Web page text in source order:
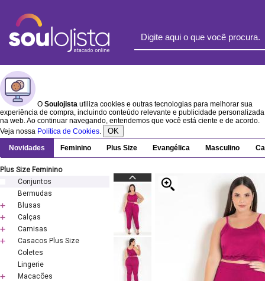
O Soulojista utiliza cookies e outras tecnologias para melhorar sua
experiência de compra, incluindo conteúdo relevante e publicidade personalizada
na web. Ao continuar navegando, entendemos que você está ciente e de acordo.
Veja nossa Política de Cookies. OK
Novidades Feminino Plus Size Evangélica Masculino
Plus Size Feminino
Conjuntos
Bermudas
Blusas
Calças
Camisas
Casacos Plus Size
Coletes
Lingerie
Macacões